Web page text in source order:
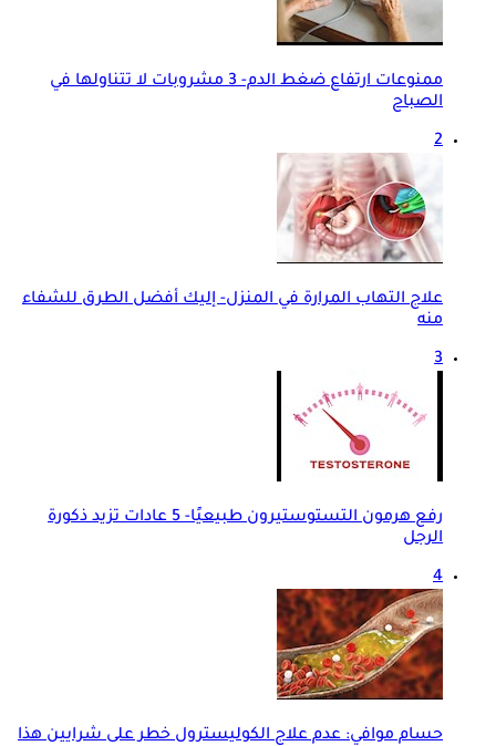
ممنوعات ارتفاع ضغط الدم- 3 مشروبات لا تتناولها في
الصباح
2
علاج التهاب المرارة في المنزل- إليك أفضل الطرق للشفاء
منه
3
رفع هرمون التستوستيرون طبيعيًا- 5 عادات تزيد ذكورة
الرجل
4
حسام موافي: عدم علاج الكوليسترول خطر على شرايين هذا